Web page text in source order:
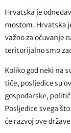
Hrvatska je
mostom. Hrvatska
važno za očuvanje
teritorijalno smo
Koliko god neki na
tiče, posljedice su
gospodarske,
Posljedice svega
će razvoj ove